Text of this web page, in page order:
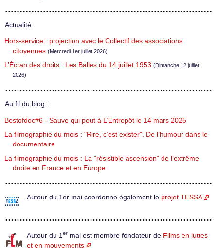
Actualité :
Hors-service : projection avec le Collectif des associations
citoyennes (Mercredi 1er juillet 2026)
L’Écran des droits : Les Balles du 14 juillet 1953 (Dimanche 12 juillet
2026)
Au fil du blog :
Bestofdoc#6 - Sauve qui peut à L’Entrepôt le 14 mars 2025
La filmographie du mois : "Rire, c’est exister". De l’humour dans le
documentaire
La filmographie du mois : La "résistible ascension" de l’extrême
droite en France et en Europe
Autour du 1er mai coordonne également le projet TESSA
Autour du 1 er mai est membre fondateur de Films en luttes
et en mouvements